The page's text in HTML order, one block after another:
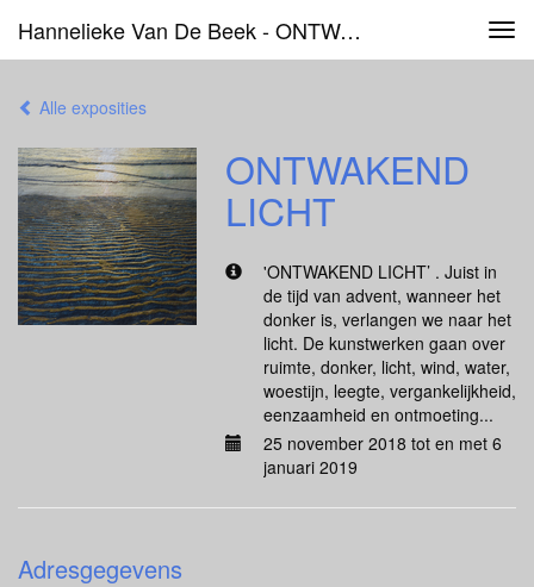
Hannelieke Van De Beek - ONTWAKEND LICHT
Alle exposities
ONTWAKEND
LICHT
'ONTWAKEND LICHT’ . Juist in
de tijd van advent, wanneer het
donker is, verlangen we naar het
licht. De kunstwerken gaan over
ruimte, donker, licht, wind, water,
woestijn, leegte, vergankelijkheid,
eenzaamheid en ontmoeting...
25 november 2018 tot en met 6
januari 2019
Adresgegevens